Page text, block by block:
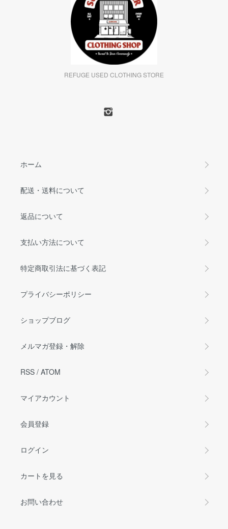
REFUGE USED CLOTHING STORE
ホーム
配送・送料について
返品について
支払い方法について
特定商取引法に基づく表記
プライバシーポリシー
ショップブログ
メルマガ登録・解除
RSS / ATOM
マイアカウント
会員登録
ログイン
カートを見る
お問い合わせ